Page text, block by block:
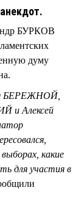
БУРКОВ
думу
БЕРЕЖНОЙ,
и Алексей
какие
для участия в